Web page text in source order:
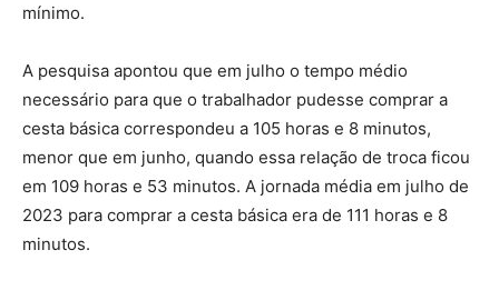
mínimo.
A pesquisa apontou que em julho o tempo médio
necessário para que o trabalhador pudesse comprar a
cesta básica correspondeu a 105 horas e 8 minutos,
menor que em junho, quando essa relação de troca ficou
em 109 horas e 53 minutos. A jornada média em julho de
2023 para comprar a cesta básica era de 111 horas e 8
minutos.